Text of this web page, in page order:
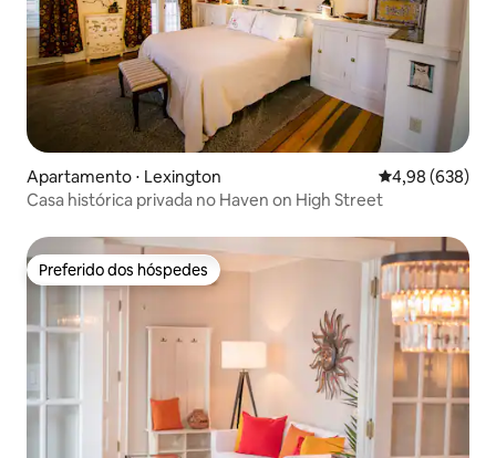
Apartamento ⋅ Lexington 4,98 de uma
4,98 (638)
Casa histórica privada no Haven on High Street
Preferido dos hóspedes
Preferido dos hóspedes